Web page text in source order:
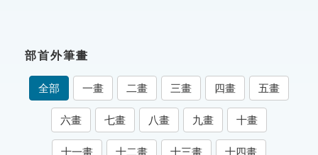
成語故事
索引選單
知識索引
單字索引
部首外筆畫
全部 一畫 二畫 三畫 四畫 五畫
六畫 七畫 八畫 九畫 十畫
十一畫 十二畫 十三畫 十四畫